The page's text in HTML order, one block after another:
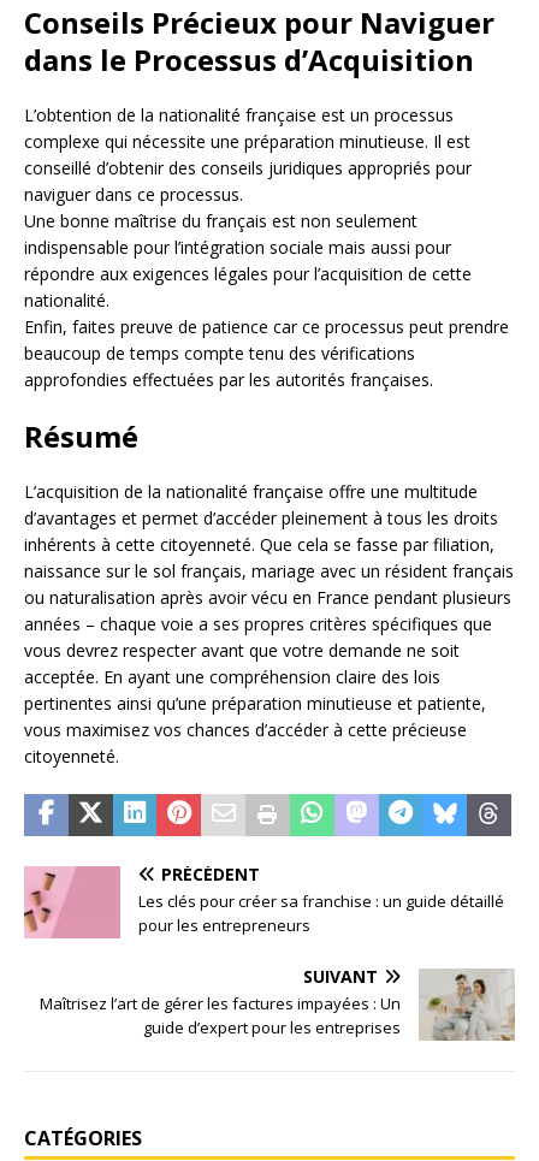
Conseils Précieux pour Naviguer
dans le Processus d’Acquisition
L’obtention de la nationalité française est un processus
complexe qui nécessite une préparation minutieuse. Il est
conseillé d’obtenir des conseils juridiques appropriés pour
naviguer dans ce processus.
Une bonne maîtrise du français est non seulement
indispensable pour l’intégration sociale mais aussi pour
répondre aux exigences légales pour l’acquisition de cette
nationalité.
Enfin, faites preuve de patience car ce processus peut prendre
beaucoup de temps compte tenu des vérifications
approfondies effectuées par les autorités françaises.
Résumé
L’acquisition de la nationalité française offre une multitude
d’avantages et permet d’accéder pleinement à tous les droits
inhérents à cette citoyenneté. Que cela se fasse par filiation,
naissance sur le sol français, mariage avec un résident français
ou naturalisation après avoir vécu en France pendant plusieurs
années – chaque voie a ses propres critères spécifiques que
vous devrez respecter avant que votre demande ne soit
acceptée. En ayant une compréhension claire des lois
pertinentes ainsi qu’une préparation minutieuse et patiente,
vous maximisez vos chances d’accéder à cette précieuse
citoyenneté.
PRÉCÉDENT
Les clés pour créer sa franchise : un guide détaillé
pour les entrepreneurs
SUIVANT
Maîtrisez l’art de gérer les factures impayées : Un
guide d’expert pour les entreprises
CATÉGORIES